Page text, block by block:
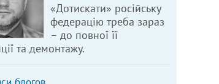
«Дотискати» російську
федерацію треба зараз
– до повної її
та демонтажу.